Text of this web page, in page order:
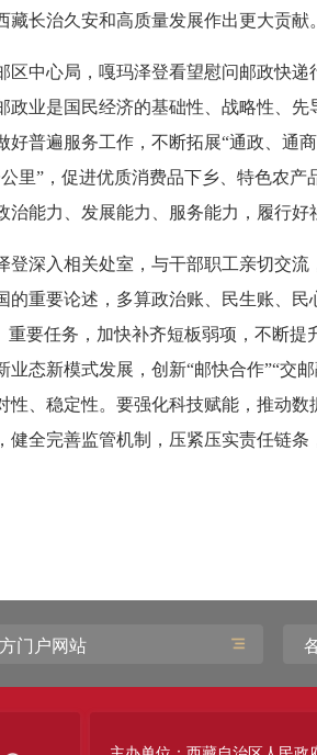
长治久安和高质量发展作出更大贡献。
区中心局，嘎玛泽登看望慰问邮政快
政业是国民经济的基础性、战略性、
好普遍服务工作，不断拓展“通政、通
里”，促进优质消费品下乡、特色农
能力、发展能力、服务能力，履行好
登深入相关处室，与干部职工亲切交
的重要论述，多算政治账、民生账、
重要任务，加快补齐短板弱项，不断
业态新模式发展，创新“邮快合作”“交
性、稳定性。要强化科技赋能，推动
健全完善监管机制，压紧压实责任链
门户网站